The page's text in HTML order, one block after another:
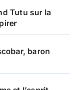
Tutu sur la
baron